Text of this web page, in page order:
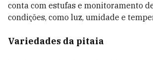
conta com estufas e monitoramento
condições, como luz, umidade e
Variedades da pitaia